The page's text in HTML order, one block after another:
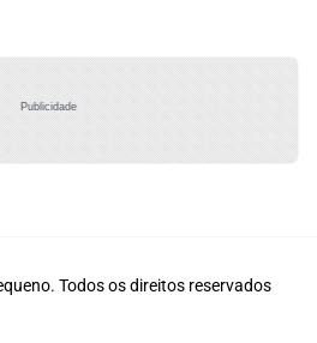
Publicidade
Todos os direitos reservados